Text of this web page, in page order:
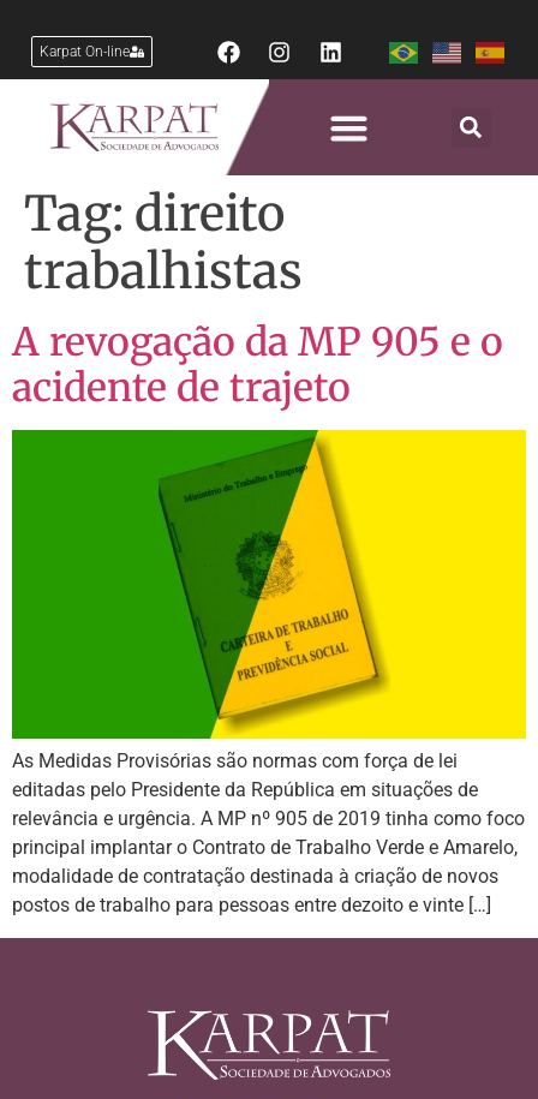
Karpat On-line
Tag: direito
trabalhistas
A revogação da MP 905 e o
acidente de trajeto
As Medidas Provisórias são normas com força de lei
editadas pelo Presidente da República em situações de
relevância e urgência. A MP nº 905 de 2019 tinha como foco
principal implantar o Contrato de Trabalho Verde e Amarelo,
modalidade de contratação destinada à criação de novos
postos de trabalho para pessoas entre dezoito e vinte […]